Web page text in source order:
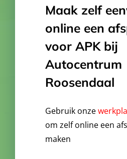
Maak zelf
online een
voor APK bij
Autocentrum
Roosendaal
Gebruik onze
om zelf online een
maken